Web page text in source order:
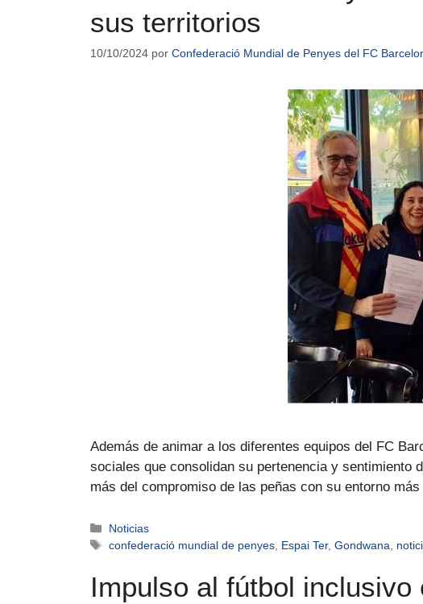
sus territorios
10/10/2024 por Confederació Mundial de Penyes del FC
Además de animar a los diferentes equipos del FC
sociales que consolidan su pertenencia y sentimiento
más del compromiso de las peñas con su entorno
Noticias
confederació mundial de penyes Espai Ter,Gondwana
Impulso al fútbol